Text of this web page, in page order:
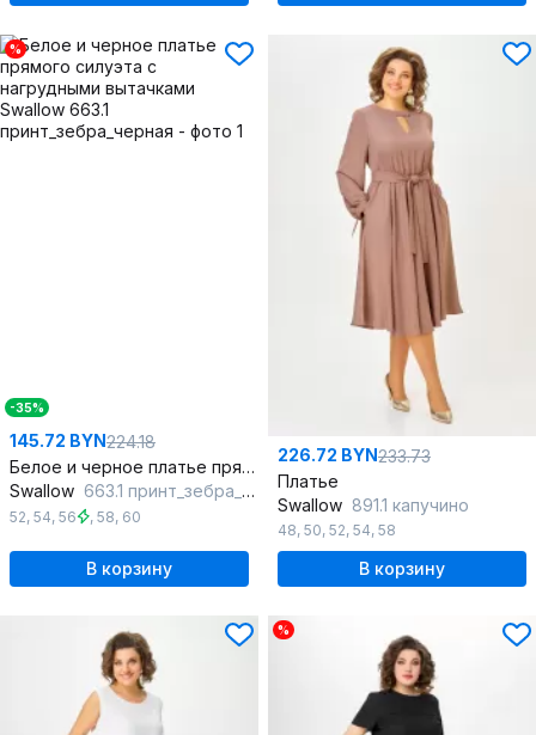
%
-35%
145.72 BYN224.18
Белое и черное платье прямого силуэта с нагрудными вытачками
Swallow 663.1 принт_зебра_черная
52, 54, 56 , 58, 60
В корзину
226.72 BYN233.73
Платье
Swallow 891.1 капучино
48, 50, 52, 54, 58
В корзину
%